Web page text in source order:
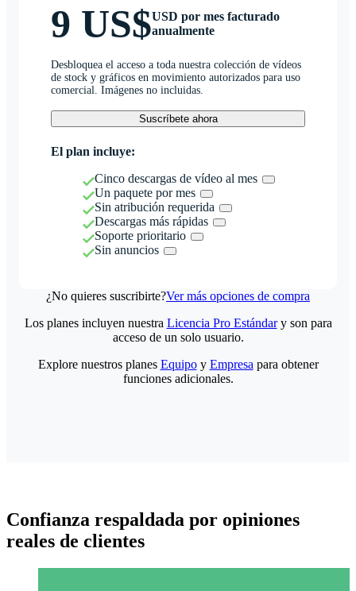
9 US$USD por mes facturado
anualmente
Desbloquea el acceso a toda nuestra colección de vídeos
de stock y gráficos en movimiento autorizados para uso
comercial. Imágenes no incluidas.
Suscríbete ahora
El plan incluye:
Cinco descargas de vídeo al mes
Un paquete por mes
Sin atribución requerida
Descargas más rápidas
Soporte prioritario
Sin anuncios
¿No quieres suscribirte?Ver más opciones de compra
Los planes incluyen nuestra Licencia Pro Estándary son para
acceso de un solo usuario.
Explore nuestros planes Equipoy Empresa para obtener
funciones adicionales.
Confianza respaldada por opiniones
reales de clientes